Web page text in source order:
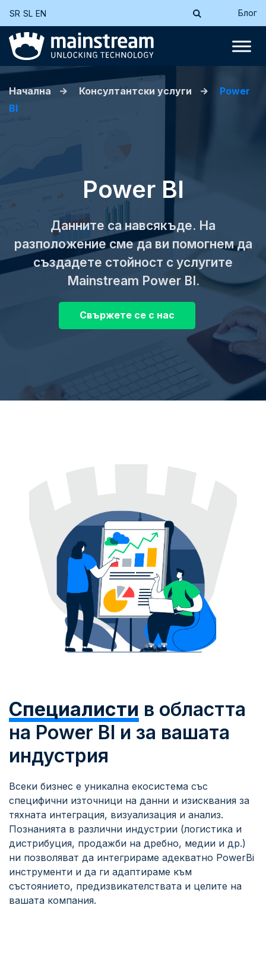
SR SL EN Блог
Начална Консултантски услуги
Power
BI
Power BI
Данните са навсякъде. На
разположение сме да ви помогнем да
създадете стойност с услугите
Mainstream Power BI.
Свържете се с нас
Специалисти в областта
на Power BI и за вашата
индустрия
Всеки бизнес е уникална екосистема със
специфични източници на данни и изисквания за
тяхната интеграция, визуализация и анализ.
Познанията в различни индустрии (логистика и
дистрибуция, продажби на дребно, медии и др.)
ни позволяват да интегрираме адекватно PowerBi
инструменти и да ги адаптираме към
състоянието, предизвикателствата и целите на
вашата компания.